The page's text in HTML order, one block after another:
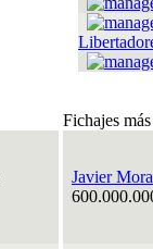
Fichajes
Javier